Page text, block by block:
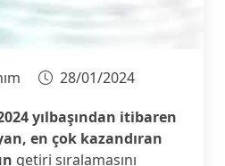
28/01/2024
yılbaşından itibaren
en çok kazandıran
getiri sıralamasını